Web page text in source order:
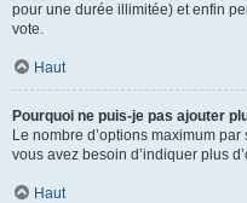
pour une durée illimitée) et enfin
vote.
Haut
Pourquoi ne puis-je pas ajouter
Le nombre d’options maximum
vous avez besoin d’indiquer plus
Haut